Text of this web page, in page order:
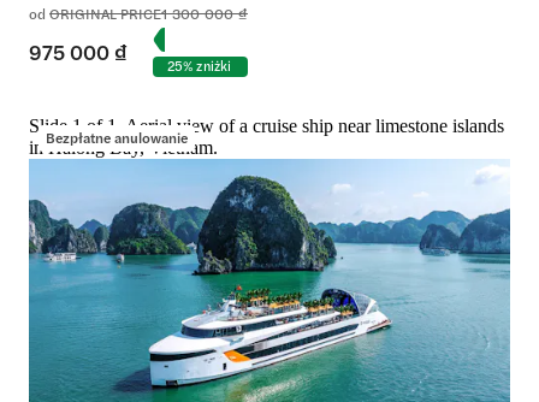
od ORIGINAL PRICE1 300 000 ₫
975 000 ₫ 25% zniżki
Bezpłatne anulowanie
Slide 1 of 1, Aerial view of a cruise ship near limestone islands
in Halong Bay, Vietnam.